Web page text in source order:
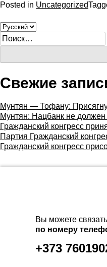
Posted in Uncategorized
Найти:
Свежие
Мунтян — Тофану:
Мунтян: Нацбанк не
Гражданский конгресс
Партия Гражданский
Гражданский конгресс
Вы можете
по номеру
+373